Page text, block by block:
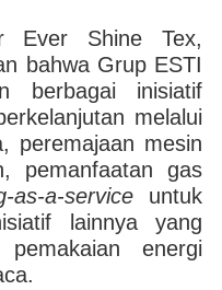
Ever Shine Tex,
bahwa Grup ESTI
berbagai inisiatif
melalui
peremajaan mesin
pemanfaatan gas
as-a-service untuk
lainnya yang
pemakaian energi